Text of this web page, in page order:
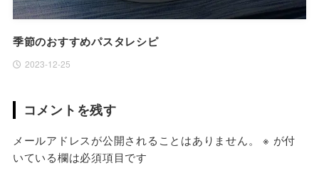
季節のおすすめパスタレシピ
2023-12-25
コメントを残す
メールアドレスが公開されることはありません。 ※ が付
いている欄は必須項目です